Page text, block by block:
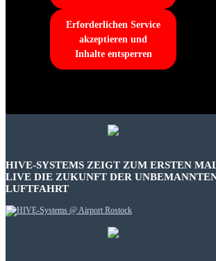
Erforderlichen Service
akzeptieren und
Inhalte entsperren
HIVE-SYSTEMS ZEIGT ZUM ERSTEN
LIVE DIE ZUKUNFT DER
LUFTFAHRT